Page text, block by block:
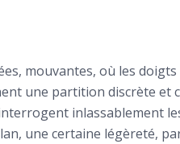
mouvantes, où les
une partition discrète et
inlassablement
une certaine légèreté,